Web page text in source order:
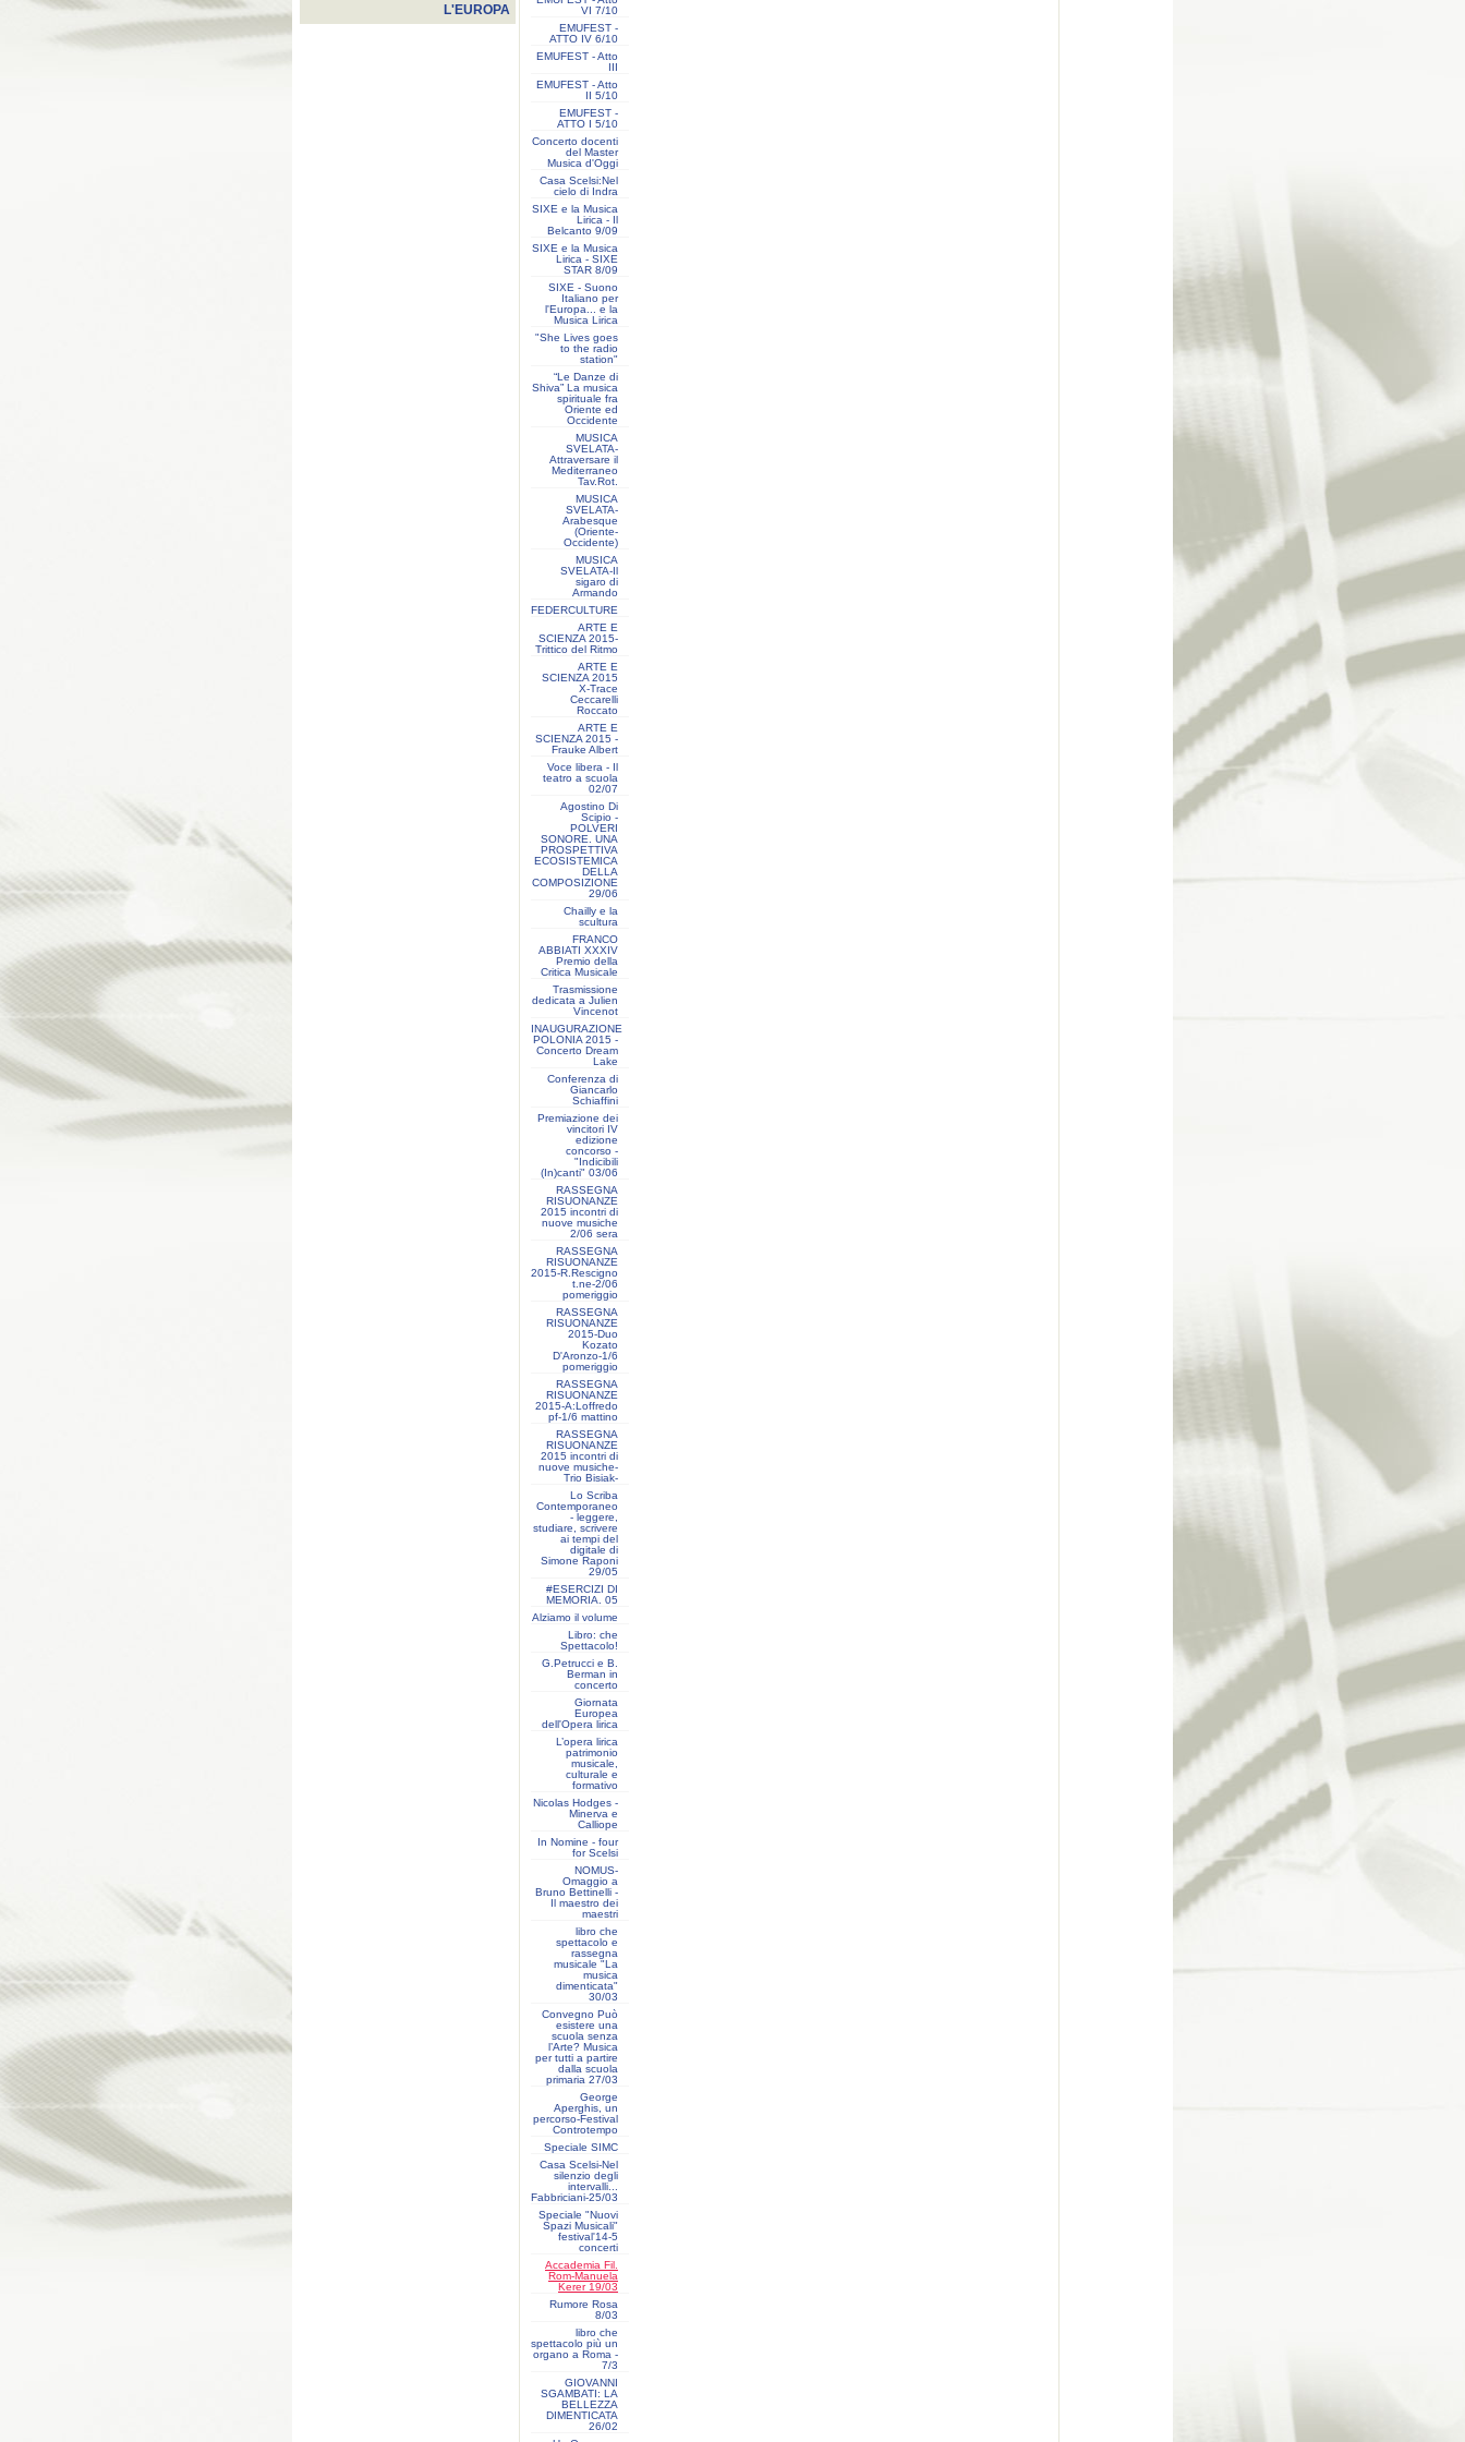
L'EUROPA
VI 7/10
EMUFEST -
ATTO IV 6/10
EMUFEST - Atto
III
EMUFEST - Atto
II 5/10
EMUFEST -
ATTO I 5/10
Concerto docenti
del Master
Musica d'Oggi
Casa Scelsi:Nel
cielo di Indra
SIXE e la Musica
Lirica - Il
Belcanto 9/09
SIXE e la Musica
Lirica - SIXE
STAR 8/09
SIXE - Suono
Italiano per
l'Europa... e la
Musica Lirica
"She Lives goes
to the radio
station"
“Le Danze di
Shiva” La musica
spirituale fra
Oriente ed
Occidente
MUSICA
SVELATA-
Attraversare il
Mediterraneo
Tav.Rot.
MUSICA
SVELATA-
Arabesque
(Oriente-
Occidente)
MUSICA
SVELATA-Il
sigaro di
Armando
FEDERCULTURE
ARTE E
SCIENZA 2015-
Trittico del Ritmo
ARTE E
SCIENZA 2015
X-Trace
Ceccarelli
Roccato
ARTE E
SCIENZA 2015 -
Frauke Albert
Voce libera - Il
teatro a scuola
02/07
Agostino Di
Scipio -
POLVERI
SONORE. UNA
PROSPETTIVA
ECOSISTEMICA
DELLA
COMPOSIZIONE
29/06
Chailly e la
scultura
FRANCO
ABBIATI XXXIV
Premio della
Critica Musicale
Trasmissione
dedicata a Julien
Vincenot
INAUGURAZIONE
POLONIA 2015 -
Concerto Dream
Lake
Conferenza di
Giancarlo
Schiaffini
Premiazione dei
vincitori IV
edizione
concorso -
"Indicibili
(In)canti" 03/06
RASSEGNA
RISUONANZE
2015 incontri di
nuove musiche
2/06 sera
RASSEGNA
RISUONANZE
2015-R.Rescigno
t.ne-2/06
pomeriggio
RASSEGNA
RISUONANZE
2015-Duo
Kozato
D'Aronzo-1/6
pomeriggio
RASSEGNA
RISUONANZE
2015-A:Loffredo
pf-1/6 mattino
RASSEGNA
RISUONANZE
2015 incontri di
nuove musiche-
Trio Bisiak-
Lo Scriba
Contemporaneo
- leggere,
studiare, scrivere
ai tempi del
digitale di
Simone Raponi
29/05
#ESERCIZI DI
MEMORIA. 05
Alziamo il volume
Libro: che
Spettacolo!
G.Petrucci e B.
Berman in
concerto
Giornata
Europea
dell'Opera lirica
L’opera lirica
patrimonio
musicale,
culturale e
formativo
Nicolas Hodges -
Minerva e
Calliope
In Nomine - four
for Scelsi
NOMUS-
Omaggio a
Bruno Bettinelli -
Il maestro dei
maestri
libro che
spettacolo e
rassegna
musicale "La
musica
dimenticata"
30/03
Convegno Può
esistere una
scuola senza
l’Arte? Musica
per tutti a partire
dalla scuola
primaria 27/03
George
Aperghis, un
percorso-Festival
Controtempo
Speciale SIMC
Casa Scelsi-Nel
silenzio degli
intervalli...
Fabbriciani-25/03
Speciale "Nuovi
Spazi Musicali"
festival'14-5
concerti
Accademia Fil.
Rom-Manuela
Kerer 19/03
Rumore Rosa
8/03
libro che
spettacolo più un
organo a Roma -
7/3
GIOVANNI
SGAMBATI: LA
BELLEZZA
DIMENTICATA
26/02